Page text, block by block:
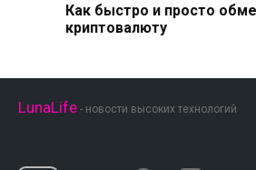
Как быстро и просто
криптовалюту
LunaLife - новости высоких технологий